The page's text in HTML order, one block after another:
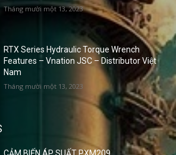
Tháng mười một 13, 2023
RTX Series Hydraulic Torque Wrench
Features – Vnation JSC – Distributor Việt
Nam
Tháng mười một 13, 2023